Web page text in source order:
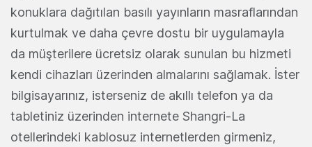
konuklara dağıtılan basılı yayınların masraflarından
kurtulmak ve daha çevre dostu bir uygulamayla
da müşterilere ücretsiz olarak sunulan bu hizmeti
kendi cihazları üzerinden almalarını sağlamak. İster
bilgisayarınız, isterseniz de akıllı telefon ya da
tabletiniz üzerinden internete Shangri-La
otellerindeki kablosuz internetlerden girmeniz,